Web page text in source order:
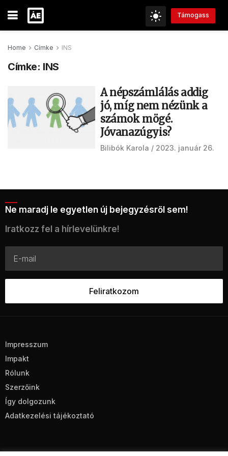
Támogass
Home Címke INS
Címke: INS
A népszámlálás addig
jó, míg nem nézünk a
számok mögé.
Jóvanazúgyis?
Bilibók Karola 2023. január 26.
Ne maradj le egyetlen új bejegyzésről sem!
Iratkozz fel a hírlevelünkre!
Impresszum
Impakt
Rólunk
Szerzőink
Így dolgozunk
Adatkezelési tájékoztató